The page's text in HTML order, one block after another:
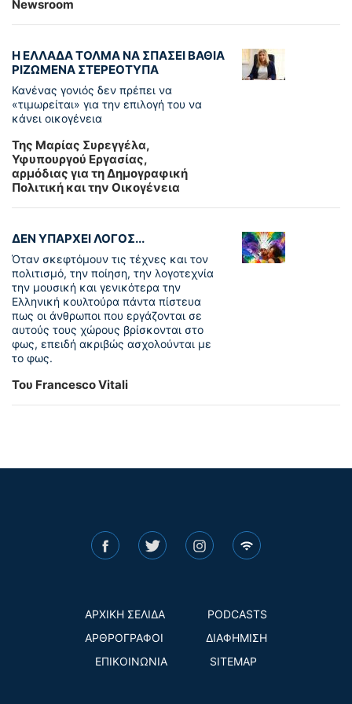
Newsroom
Η ΕΛΛΑΔΑ ΤΟΛΜΑ ΝΑ ΣΠΑΣΕΙ ΒΑΘΙΑ
ΡΙΖΩΜΕΝΑ ΣΤΕΡΕΟΤΥΠΑ
Κανένας γονιός δεν πρέπει να
«τιμωρείται» για την επιλογή του να
κάνει οικογένεια
Της Μαρίας Συρεγγέλα,
Υφυπουργού Εργασίας,
αρμόδιας για τη Δημογραφική
Πολιτική και την Οικογένεια
ΔΕΝ ΥΠΑΡΧΕΙ ΛΟΓΟΣ...
Όταν σκεφτόμουν τις τέχνες και τον
πολιτισμό, την ποίηση, την λογοτεχνία
την μουσική και γενικότερα την
Ελληνική κουλτούρα πάντα πίστευα
πως οι άνθρωποι που εργάζονται σε
αυτούς τους χώρους βρίσκονται στο
φως, επειδή ακριβώς ασχολούνται με
το φως.
Του Francesco Vitali
ΑΡΧΙΚΗ ΣΕΛΙΔΑ
PODCASTS
ΑΡΘΡΟΓΡΑΦΟΙ
ΔΙΑΦΗΜΙΣΗ
ΕΠΙΚΟΙΝΩΝΙΑ
SITEMAP